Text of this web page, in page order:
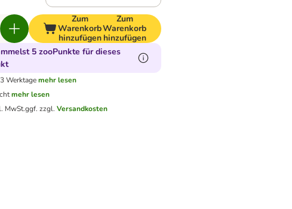
Zum
Warenkorb
hinzufügen
Zum
Warenkorb
hinzufügen
5 zooPunkte für dieses
Werktagemehr lesen
mehr lesen
MwSt.ggf. zzgl.Versandkosten